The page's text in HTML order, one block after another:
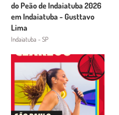
do Peão de Indaiatuba 2026
em Indaiatuba - Gusttavo
Lima
Indaiatuba - SP